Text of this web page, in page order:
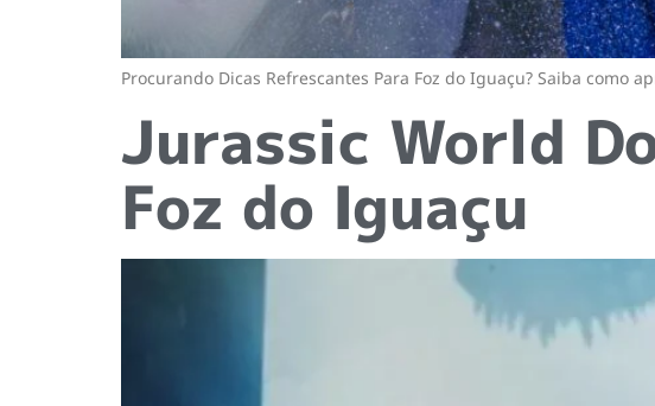
Procurando Dicas Refrescantes Para Foz do Iguaçu? Saiba
Jurassic World
Foz do Iguaçu